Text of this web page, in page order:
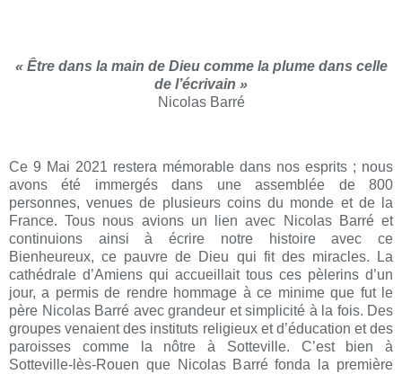
« Être dans la main de Dieu comme la plume dans celle
de l’écrivain »
Nicolas Barré
Ce 9 Mai 2021 restera mémorable dans nos esprits ; nous
avons été immergés dans une assemblée de 800
personnes, venues de plusieurs coins du monde et de la
France. Tous nous avions un lien avec Nicolas Barré et
continuions ainsi à écrire notre histoire avec ce
Bienheureux, ce pauvre de Dieu qui fit des miracles. La
cathédrale d’Amiens qui accueillait tous ces pèlerins d’un
jour, a permis de rendre hommage à ce minime que fut le
père Nicolas Barré avec grandeur etsimplicité à la fois. Des
groupes venaient des instituts religieux et d’éducation et des
paroisses comme la nôtre à Sotteville. C’est bien à
Sotteville-lès-Rouen que Nicolas Barré fonda la première